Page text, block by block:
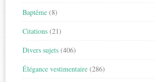
Baptême (8)
Citations (21)
Divers sujets (406)
Élégance vestimentaire (286)